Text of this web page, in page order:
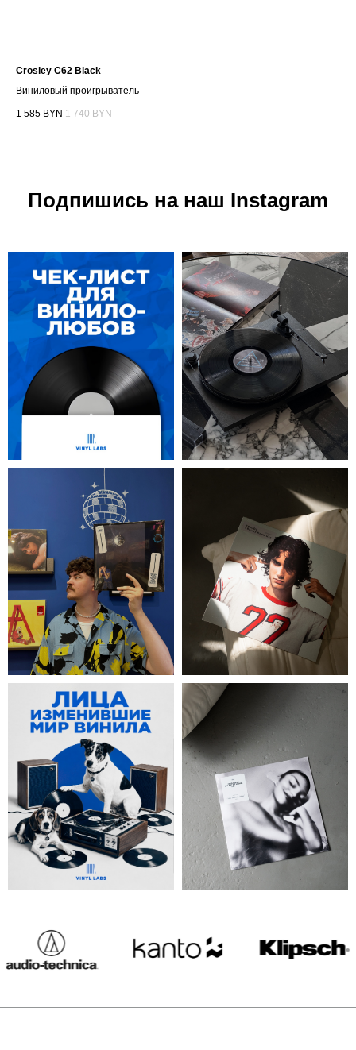
Crosley C62 Black
Виниловый проигрыватель
1 585 BYN 1 740 BYN
Подпишись на наш Instagram